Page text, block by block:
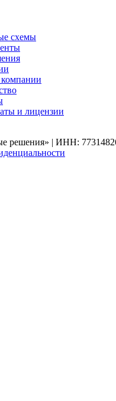
схемы
и лицензии
решения» | ИНН: